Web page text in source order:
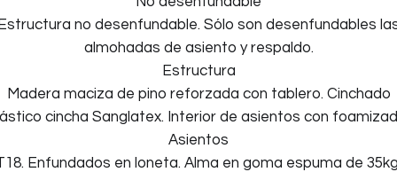
no desenfundable. Sólo son desenfundables
almohadas de asiento y respaldo.
Estructura
Madera maciza de pino reforzada con tablero. Cinchado
cincha Sanglatex. Interior de asientos con
Asientos
Enfundados en loneta. Alma en goma espuma de